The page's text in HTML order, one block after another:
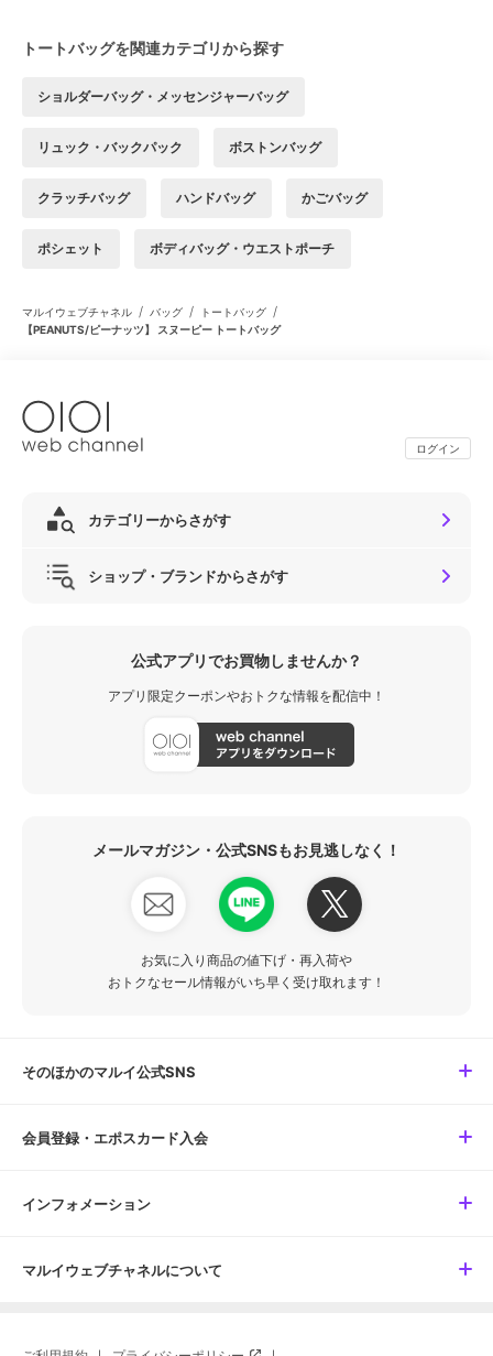
トートバッグを関連カテゴリから探す
ショルダーバッグ・メッセンジャーバッグ
リュック・バックパック ボストンバッグ
クラッチバッグ ハンドバッグ かごバッグ
ポシェット ボディバッグ・ウエストポーチ
マルイウェブチャネル / バッグ / トートバッグ /
【PEANUTS/ピーナッツ】 スヌーピー トートバッグ
ログイン
カテゴリーからさがす
ショップ・ブランドからさがす
公式アプリでお買物しませんか？
アプリ限定クーポンやおトクな情報を配信中！
メールマガジン・公式SNSもお見逃しなく！
お気に入り商品の値下げ・再入荷や
おトクなセール情報がいち早く受け取れます！
そのほかのマルイ公式SNS
会員登録・エポスカード入会
インフォメーション
マルイウェブチャネルについて